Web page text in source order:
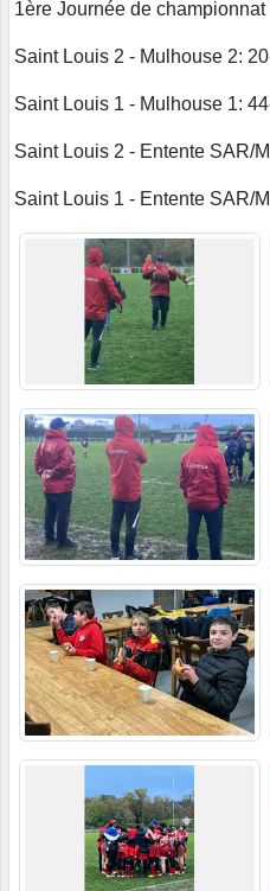
1ère Journée de
Saint Louis 2 - Mulhouse 2:
Saint Louis 1 - Mulhouse 1:
Saint Louis 2 - Entente SAR/
Saint Louis 1 - Entente SAR/